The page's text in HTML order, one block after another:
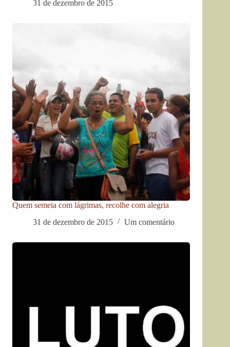
31 de dezembro de 2015
Quem semeia com lágrimas, recolhe com alegria
31 de dezembro de 2015
Um comentário